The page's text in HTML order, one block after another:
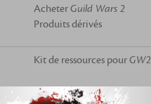
AcheterGuild Wars 2
Produits dérivés
Kit de ressources pourGW2